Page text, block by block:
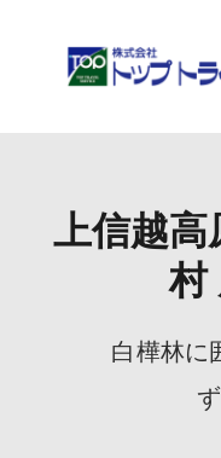
旅行計画
上信越高
村
白樺林に